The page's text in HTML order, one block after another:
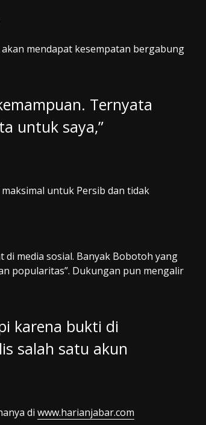
mendapat kesempatan bergabung
Ternyata
untuk saya,”
untuk Persib dan tidak
media sosial. Banyak Bobotoh yang
popularitas”. Dukungan pun mengalir
karena bukti di
salah satu akun
di www.harianjabar.com